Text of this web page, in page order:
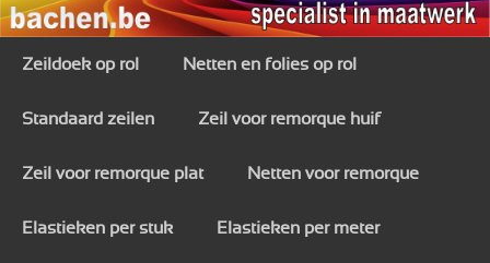
Zeildoek op rol Netten en folies op rol
Standaard zeilen Zeil voor remorque huif
Zeil voor remorque plat Netten voor remorque
Elastieken per stuk Elastieken per meter